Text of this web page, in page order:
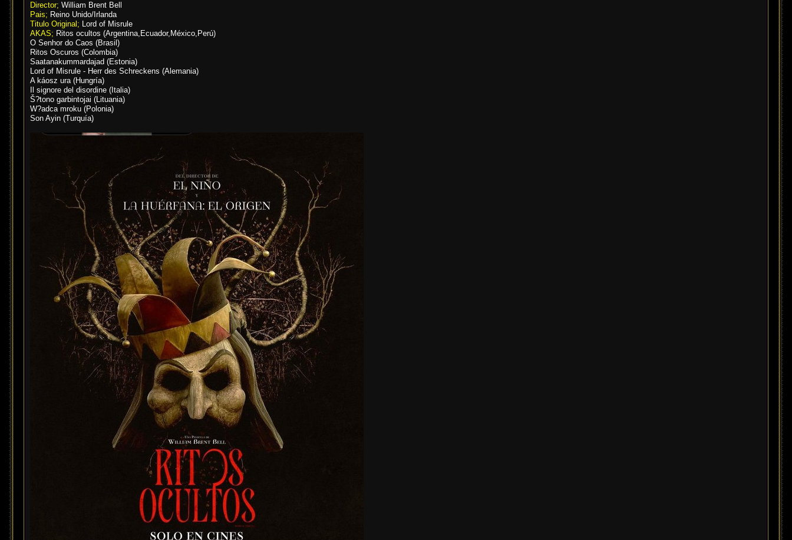
Director; William Brent Bell
Pais; Reino Unido/Irlanda
Titulo Original; Lord of Misrule
AKAS; Ritos ocultos (Argentina,Ecuador,México,Perú)
O Senhor do Caos (Brasil)
Ritos Oscuros (Colombia)
Saatanakummardajad (Estonia)
Lord of Misrule - Herr des Schreckens (Alemania)
A káosz ura (Hungría)
Il signore del disordine (Italia)
Š?tono garbintojai (Lituania)
W?adca mroku (Polonia)
Son Ayin (Turquía)